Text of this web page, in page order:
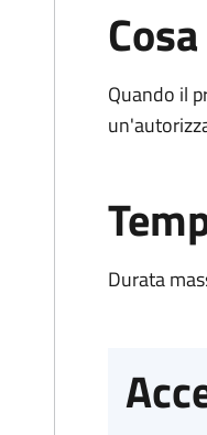
Quando il
Durata